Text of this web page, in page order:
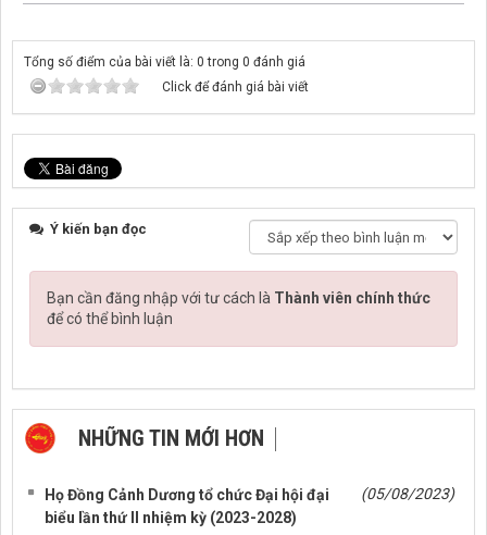
Tổng số điểm của bài viết là: 0 trong 0 đánh giá
Click để đánh giá bài viết
Ý kiến bạn đọc
Bạn cần đăng nhập với tư cách là Thành viên chính thức
để có thể bình luận
NHỮNG TIN MỚI HƠN
Họ Đồng Cảnh Dương tổ chức Đại hội đại
biểu lần thứ II nhiệm kỳ (2023-2028)
(05/08/2023)